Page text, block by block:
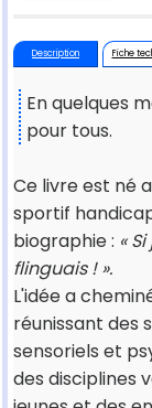
Description Fiche
En quelques
pour tous.
Ce livre est né
sportif
biographie : «
flinguais ! ».
L'idée a
réunissant des
sensoriels et
des disciplines